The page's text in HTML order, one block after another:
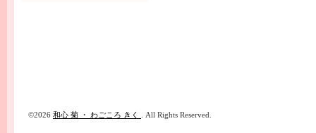
©2026 和心 菊 ・ わごころ きく . All Rights Reserved.